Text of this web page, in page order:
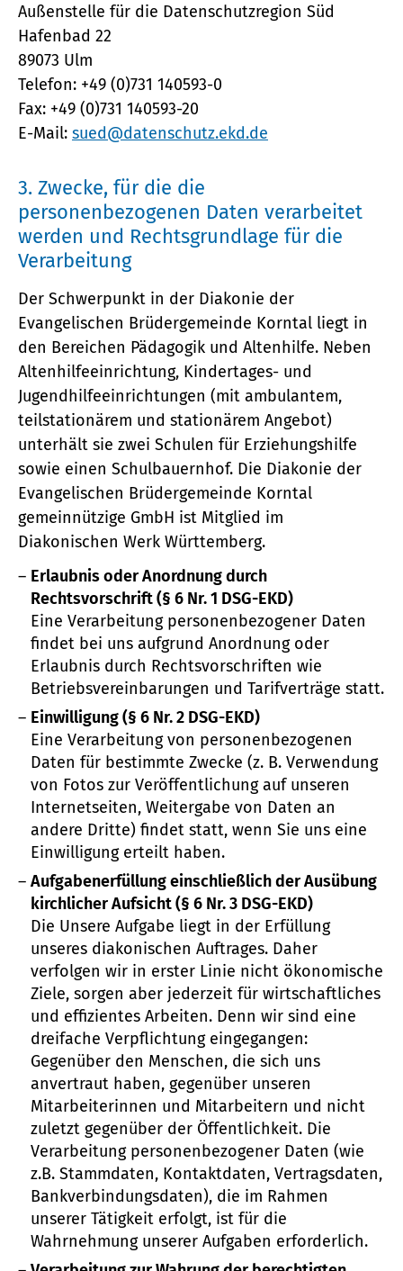
Außenstelle für die Datenschutzregion Süd
Hafenbad 22
89073 Ulm
Telefon: +49 (0)731 140593-0
Fax: +49 (0)731 140593-20
E-Mail: sued@datenschutz.ekd.de
3. Zwecke, für die die
personenbezogenen Daten verarbeitet
werden und Rechtsgrundlage für die
Verarbeitung
Der Schwerpunkt in der Diakonie der
Evangelischen Brüdergemeinde Korntal liegt in
den Bereichen Pädagogik und Altenhilfe. Neben
Altenhilfeeinrichtung, Kindertages- und
Jugendhilfeeinrichtungen (mit ambulantem,
teilstationärem und stationärem Angebot)
unterhält sie zwei Schulen für Erziehungshilfe
sowie einen Schulbauernhof. Die Diakonie der
Evangelischen Brüdergemeinde Korntal
gemeinnützige GmbH ist Mitglied im
Diakonischen Werk Württemberg.
Erlaubnis oder Anordnung durch
Rechtsvorschrift (§ 6 Nr. 1 DSG-EKD)
Eine Verarbeitung personenbezogener Daten
findet bei uns aufgrund Anordnung oder
Erlaubnis durch Rechtsvorschriften wie
Betriebsvereinbarungen und Tarifverträge statt.
Einwilligung (§ 6 Nr. 2 DSG-EKD)
Eine Verarbeitung von personenbezogenen
Daten für bestimmte Zwecke (z. B. Verwendung
von Fotos zur Veröffentlichung auf unseren
Internetseiten, Weitergabe von Daten an
andere Dritte) findet statt, wenn Sie uns eine
Einwilligung erteilt haben.
Aufgabenerfüllung einschließlich der Ausübung
kirchlicher Aufsicht (§ 6 Nr. 3 DSG-EKD)
Die Unsere Aufgabe liegt in der Erfüllung
unseres diakonischen Auftrages. Daher
verfolgen wir in erster Linie nicht ökonomische
Ziele, sorgen aber jederzeit für wirtschaftliches
und effizientes Arbeiten. Denn wir sind eine
dreifache Verpflichtung eingegangen:
Gegenüber den Menschen, die sich uns
anvertraut haben, gegenüber unseren
Mitarbeiterinnen und Mitarbeitern und nicht
zuletzt gegenüber der Öffentlichkeit. Die
Verarbeitung personenbezogener Daten (wie
z.B. Stammdaten, Kontaktdaten, Vertragsdaten,
Bankverbindungsdaten), die im Rahmen
unserer Tätigkeit erfolgt, ist für die
Wahrnehmung unserer Aufgaben erforderlich.